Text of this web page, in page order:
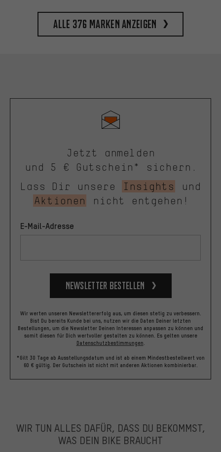
Alle 376 Marken anzeigen
Jetzt anmelden
und 5 € Gutschein* sichern.
Lass Dir unsere
Insights
und
Aktionen
nicht entgehen!
E-Mail-Adresse
Newsletter bestellen
Wir werten unseren Newslettererfolg aus, um diesen stetig zu verbessern.
Bist Du bereits Kunde bei uns, nutzen wir die Daten Deiner letzten
Bestellungen, um die Newsletter Deinen Interessen anpassen zu können und
somit diesen für Dich wertvoller gestalten zu können. Es gelten unsere
Datenschutzbestimmungen.
*Gilt 30 Tage ab Ausstellungsdatum und ist ab einem Mindestbestellwert von
60 € gültig. Der Gutschein ist nicht mit anderen Aktionen kombinierbar.
WIR TUN ALLES DAFÜR, DASS DU BEKOMMST,
WAS DEIN BIKE BRAUCHT